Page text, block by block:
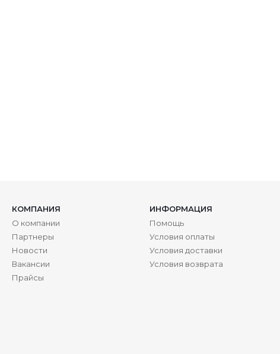
КОМПАНИЯ ИНФОРМАЦИЯ
О компании
Партнеры
Новости
Вакансии
Прайсы
Помощь
Условия оплаты
Условия доставки
Условия возврата